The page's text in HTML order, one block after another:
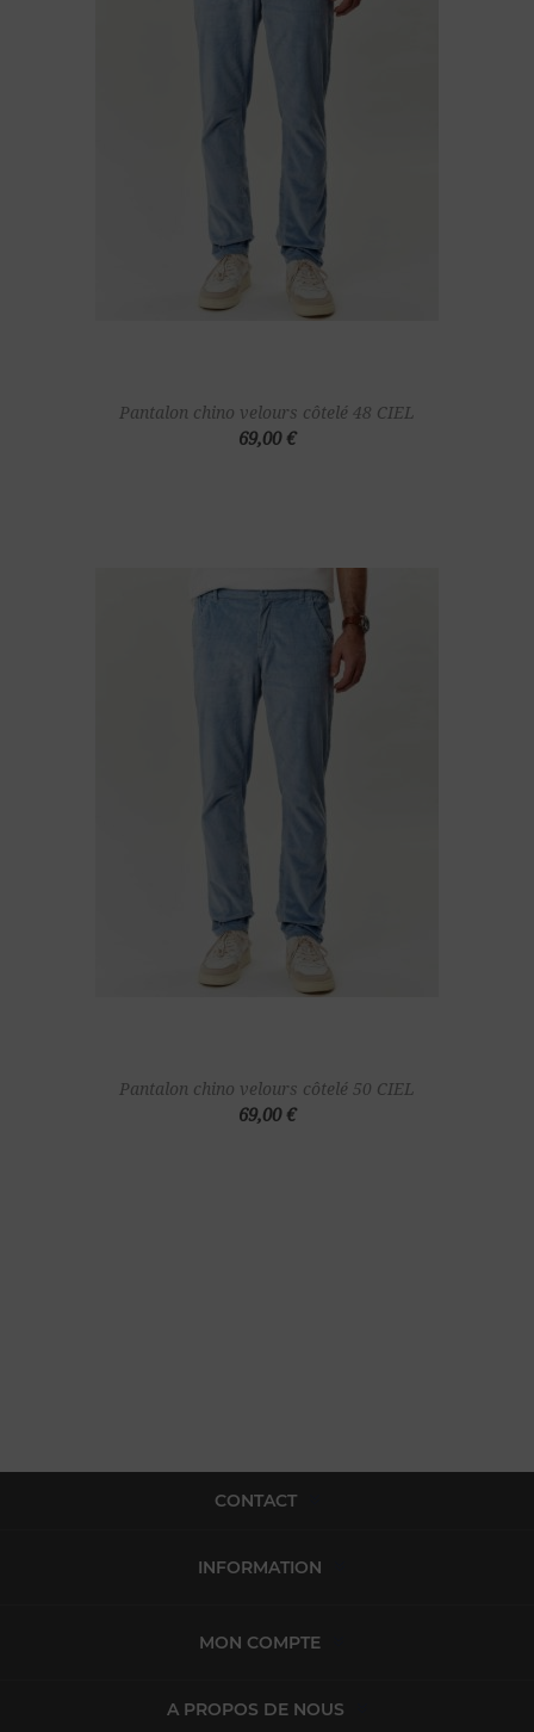
Pantalon chino velours côtelé 48 CIEL
69,00 €
Pantalon chino velours côtelé 50 CIEL
69,00 €
CONTACT
INFORMATION
MON COMPTE
A PROPOS DE NOUS